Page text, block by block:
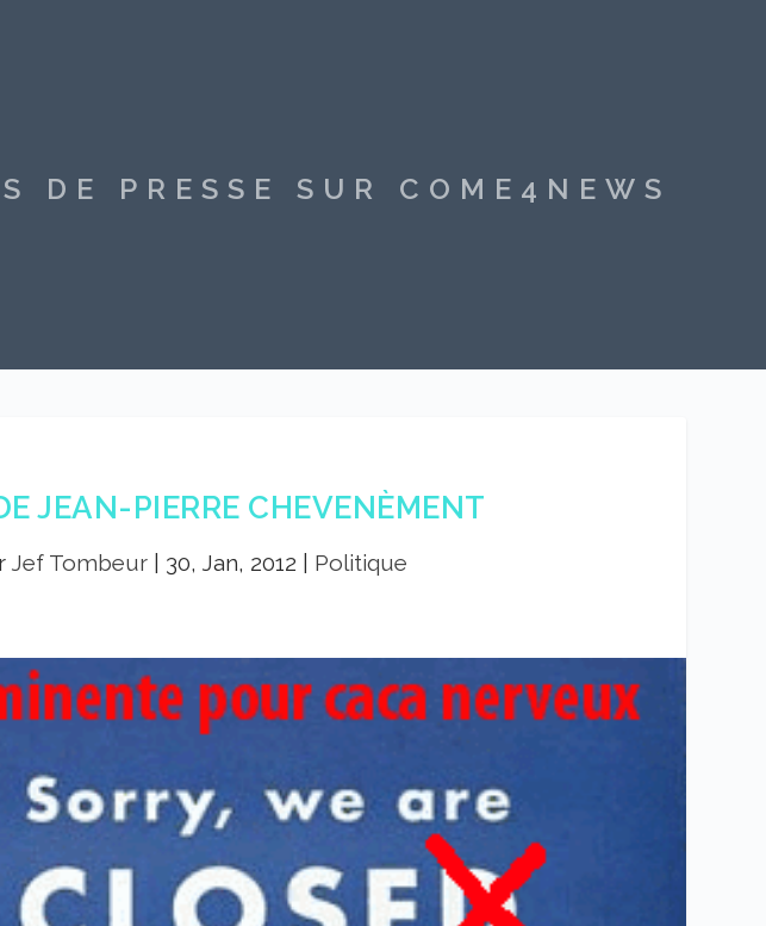
DE PRESSE SUR COME4NEWS
JEAN-PIERRE CHEVENÈMENT
Jef Tombeur| 30, Jan, 2012 Politique